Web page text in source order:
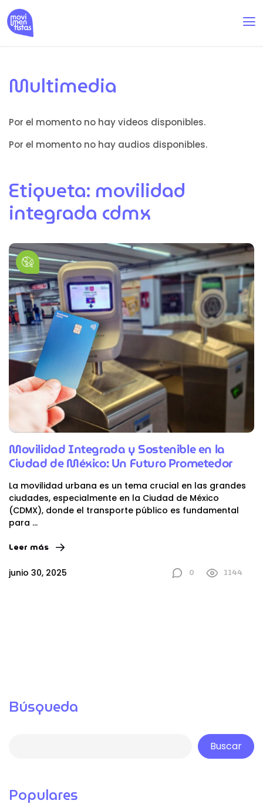
Multimedia
Por el momento no hay videos disponibles.
Por el momento no hay audios disponibles.
Etiqueta: movilidad
integrada cdmx
Movilidad Integrada y Sostenible en la
Ciudad de México: Un Futuro Prometedor
La movilidad urbana es un tema crucial en las grandes
ciudades, especialmente en la Ciudad de México
(CDMX), donde el transporte público es fundamental
para ...
Leer más
junio 30, 2025 0 1144
Búsqueda
Buscar
Populares